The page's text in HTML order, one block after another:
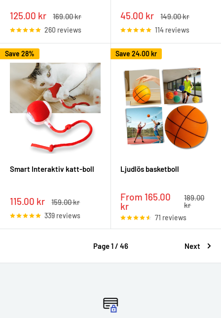
Sale
price
125.00 kr
Regular
169.00 kr
260 reviews
Sale
price
45.00 kr
Regular
149.00 kr
114 reviews
Save 28%
Smart Interaktiv katt-boll
Sale
price
115.00 kr
Regular
159.00 kr
339 reviews
Save 24.00 kr
Ljudlös basketboll
Sale
price
From 165.00
kr
Regular
price
189.00
kr
71 reviews
Page 1 / 46 Next